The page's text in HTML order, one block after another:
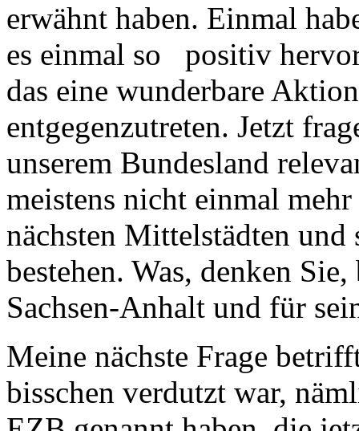
erwähnt haben. Einmal
es einmal so positiv
das eine wunderbare
entgegenzutreten. Jetzt
unserem Bundesland
meistens nicht einmal
nächsten Mittelstädten
bestehen. Was, denken
Sachsen-Anhalt und für
Meine nächste Frage
bisschen verdutzt war,